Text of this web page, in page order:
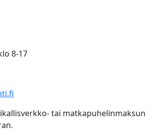
8-17
tai matkapuhelinmaksun